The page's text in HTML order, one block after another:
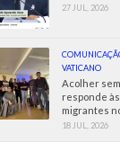
27 JUL, 2026
VATICANO
Acolher
responde às
migrantes
18 JUL, 2026